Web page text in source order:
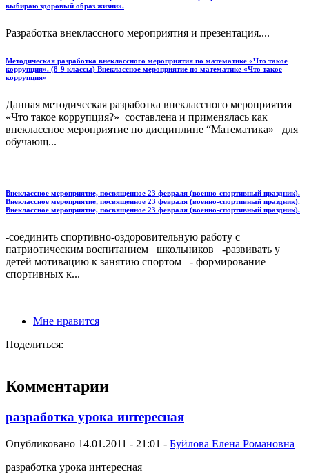
выбираю здоровый образ жизни».
Разработка внеклассного мероприятия и презентация....
Методическая разработка внеклассного мероприятия по математике «Что такое
коррупция». (8-9 классы) Внеклассное мероприятие по математике «Что такое
коррупция»
Данная методическая разработка внеклассного мероприятия
«Что такое коррупция?» составлена и применялась как
внеклассное мероприятие по дисциплине “Математика» для
обучающ...
Внеклассное мероприятие, посвященное 23 февраля (военно-спортивный праздник).
Внеклассное мероприятие, посвященное 23 февраля (военно-спортивный праздник).
Внеклассное мероприятие, посвященное 23 февраля (военно-спортивный праздник).
-соединить спортивно-оздоровительную работу с
патриотическим воспитанием школьников -развивать у
детей мотивацию к занятию спортом - формирование
спортивных к...
Мне нравится
Поделиться:
Комментарии
разработка урока интересная
Опубликовано 14.01.2011 - 21:01 - Буйлова Елена Романовна
разработка урока интересная